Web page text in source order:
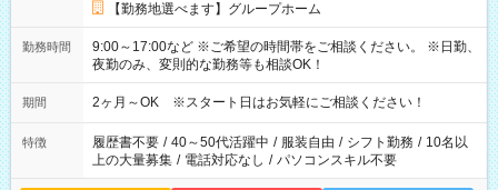
【勤務地選べます】グループホーム
勤務時間
9:00～17:00など ※ご希望の時間帯をご相談ください。 ※日勤、
夜勤のみ、変則的な勤務等も相談OK！
期間 2ヶ月～OK ※スタート日はお気軽にご相談ください！
特徴 履歴書不要 / 40～50代活躍中 / 服装自由 / シフト勤務 / 10名以
上の大量募集 / 電話対応なし / パソコンスキル不要